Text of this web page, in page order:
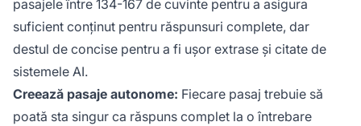
pasajele între 134-167 de cuvinte pentru a asigura
suficient conținut pentru răspunsuri complete, dar
destul de concise pentru a fi ușor extrase și citate de
sistemele AI.
Creează pasaje autonome: Fiecare pasaj trebuie să
poată sta singur ca răspuns complet la o întrebare